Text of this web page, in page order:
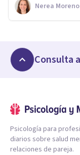
Nerea Moreno
Consulta
Psicología para
diarios sobre salud
relaciones de pareja.